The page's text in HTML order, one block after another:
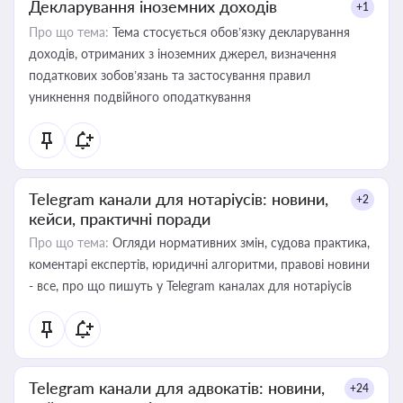
Декларування іноземних доходів +1
Про що тема: Тема стосується обов’язку декларування
доходів, отриманих з іноземних джерел, визначення
податкових зобов’язань та застосування правил
уникнення подвійного оподаткування
Telegram канали для нотаріусів: новини,
кейси, практичні поради
+2
Про що тема: Огляди нормативних змін, судова практика,
коментарі експертів, юридичні алгоритми, правові новини
- все, про що пишуть у Telegram каналах для нотаріусів
Telegram канали для адвокатів: новини,
+24